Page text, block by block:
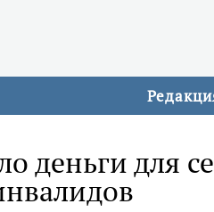
деньги для